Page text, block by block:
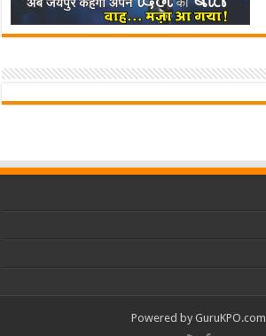
Powered by GuruKPO.com